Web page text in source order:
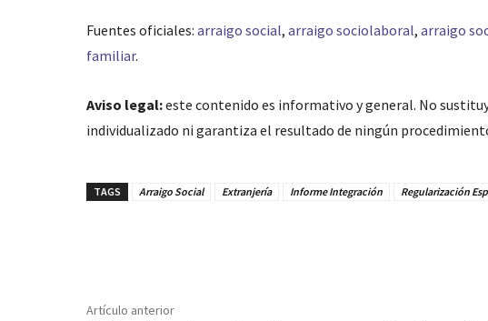
Fuentes oficiales: arraigo social, arraigo sociolaboral, arraigo
familiar.
Aviso legal:este contenido es informativo y general. No
individualizado ni garantiza el resultado de ningún
TAGS Arraigo Social Extranjería Informe Integración Regularización
Artículo anterior